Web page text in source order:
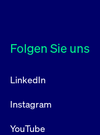
Folgen Sie uns
LinkedIn
Instagram
YouTube